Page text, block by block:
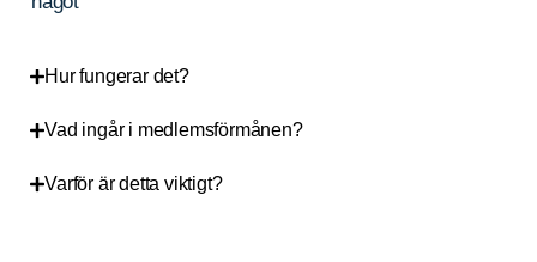
Hur fungerar det?
Vad ingår i medlemsförmånen?
Varför är detta viktigt?